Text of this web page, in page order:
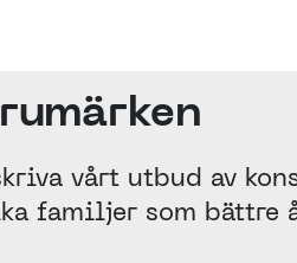
vårt utbud av
familjer som bättre